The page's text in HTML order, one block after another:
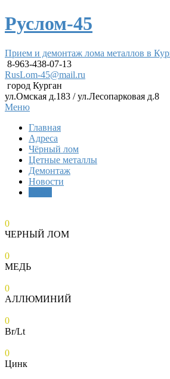
Руслом-45
Прием и демонтаж лома металлов в
8-963-438-07-13
RusLom-45@mail.ru
город Курган
ул.Омская д.183 / ул.Лесопарковая д.8
Меню
Главная
Адреса
Чёрный лом
Цетные металлы
Демонтаж
Новости
0
ЧЕРНЫЙ ЛОМ
0
МЕДЬ
0
АЛЛЮМИНИЙ
0
Br/Lt
0
Цинк